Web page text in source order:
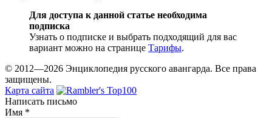
Для доступа к данной статье необходима
подписка
Узнать о подписке и выбрать подходящий для вас
вариант можно на странице Тарифы.
© 2012—2026 Энциклопедия русского авангарда. Все права
защищены.
Карта сайта
Написать письмо
Имя *